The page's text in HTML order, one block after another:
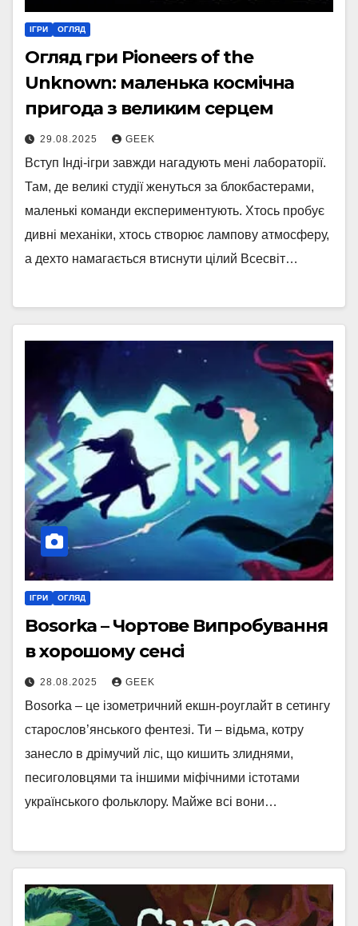
ІГРИ ОГЛЯД
Огляд гри Pioneers of the
Unknown: маленька космічна
пригода з великим серцем
29.08.2025 GEEK
Вступ Інді-ігри завжди нагадують мені лабораторії.
Там, де великі студії женуться за блокбастерами,
маленькі команди експериментують. Хтось пробує
дивні механіки, хтось створює лампову атмосферу,
а дехто намагається втиснути цілий Всесвіт…
ІГРИ ОГЛЯД
Bosorka – Чортове Випробування
в хорошому сенсі
28.08.2025 GEEK
Bosorka – це ізометричний екшн-роуглайт в сетингу
старослов’янського фентезі. Ти – відьма, котру
занесло в дрімучий ліс, що кишить злиднями,
песиголовцями та іншими міфічними істотами
українського фольклору. Майже всі вони…